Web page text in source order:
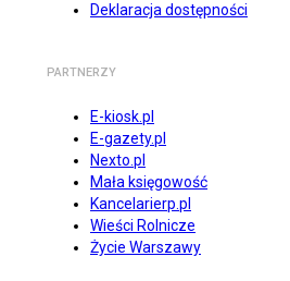
Deklaracja dostępności
PARTNERZY
E-kiosk.pl
E-gazety.pl
Nexto.pl
Mała księgowość
Kancelarierp.pl
Wieści Rolnicze
Życie Warszawy